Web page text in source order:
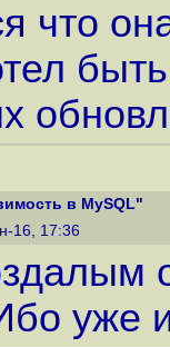
что
в MySQL"
16, 17:36
уже